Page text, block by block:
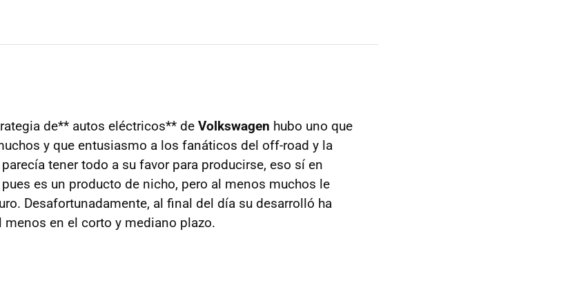
de** autos eléctricos** de Volkswagen hubo uno que
y que entusiasmo a los fanáticos del off-road y la
parecía tener todo a su favor para producirse, eso sí en
es un producto de nicho, pero al menos muchos le
Desafortunadamente, al final del día su desarrolló ha
menos en el corto y mediano plazo.